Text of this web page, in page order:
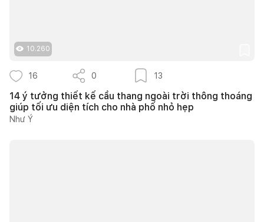
10.260
16 0 13
14 ý tưởng thiết kế cầu thang ngoài trời thông thoáng
giúp tối ưu diện tích cho nhà phố nhỏ hẹp
Như Ý